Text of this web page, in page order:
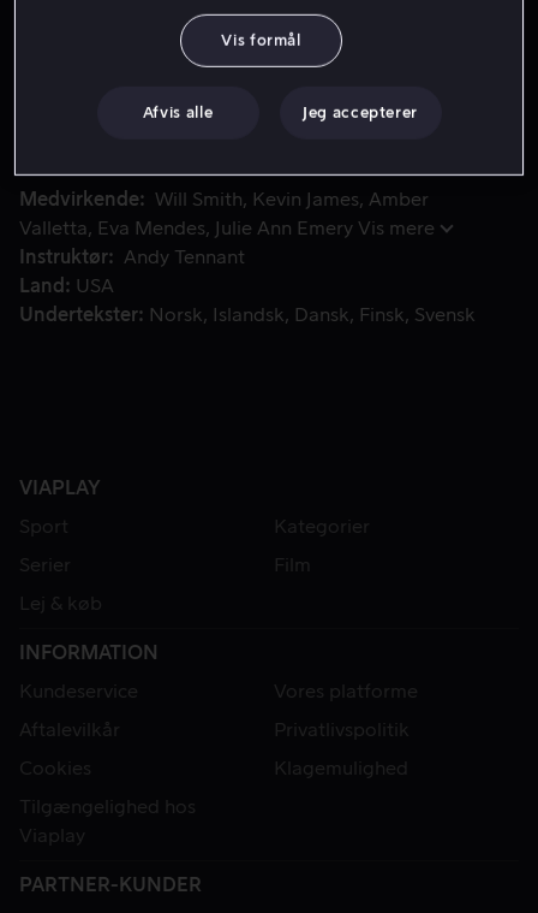
Han er Hitch, New York Citys største "datedoktor". og
Han er Hitch, New York Citys største "datedoktor". og
ønskede resultat efter blot tre gnidningsløse dates. Det
Medvirkende
Will Smith Kevin James
Amber
Valletta
Eva Mendes Julie Ann Emery Vis mere
Instruktør
Andy Tennant
Land
USA
Undertekster
Norsk Islandsk Dansk Finsk Svensk
VIAPLAY
Sport
Kategorier
Serier
Film
Lej & køb
INFORMATION
Kundeservice
Vores platforme
Aftalevilkår
Privatlivspolitik
Cookies
Klagemulighed
Tilgængelighed hos
Viaplay
PARTNER-KUNDER
Vis formål
Afvis alle Jeg accepterer